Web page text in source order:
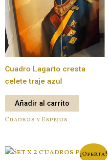
Cuadro Lagarto cresta
celete traje azul
Añadir al carrito
Cuadros y Espejos
¡Oferta!